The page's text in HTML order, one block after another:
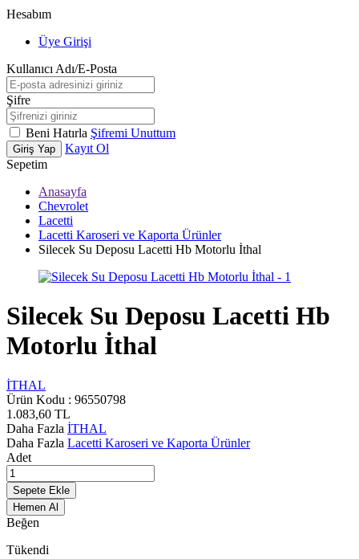
Hesabım
Üye Girişi
Kullanıcı Adı/E-Posta
Şifre
Beni Hatırla Şifremi Unuttum
Giriş Yap
Kayıt Ol
Sepetim
Anasayfa
Chevrolet
Lacetti
Lacetti Karoseri ve Kaporta Ürünler
Silecek Su Deposu Lacetti Hb Motorlu İthal
Silecek Su Deposu Lacetti Hb
Motorlu İthal
İTHAL
Ürün Kodu : 96550798
1.083,60 TL
Daha Fazla İTHAL
Daha Fazla Lacetti Karoseri ve Kaporta Ürünler
Adet
Sepete Ekle
Hemen Al
Beğen
Tükendi